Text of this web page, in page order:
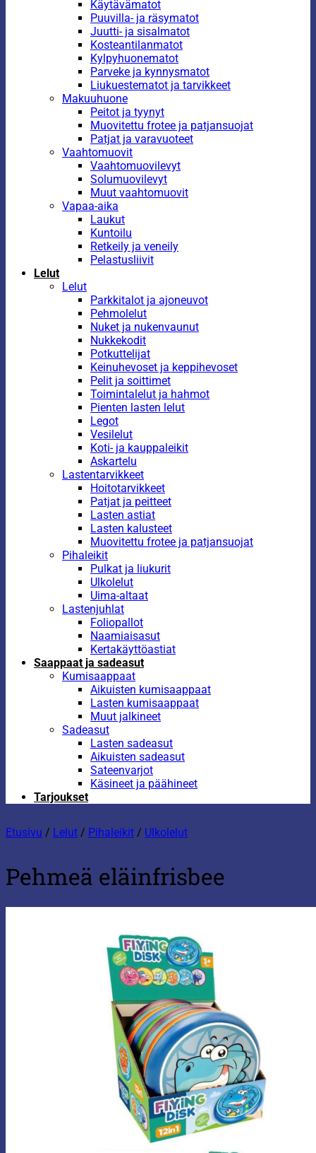
Käytävämatot
Puuvilla- ja räsymatot
Juutti- ja sisalmatot
Kosteantilanmatot
Kylpyhuonematot
Parveke ja kynnysmatot
Liukuestematot ja tarvikkeet
Makuuhuone
Peitot ja tyynyt
Muovitettu frotee ja patjansuojat
Patjat ja varavuoteet
Vaahtomuovit
Vaahtomuovilevyt
Solumuovilevyt
Muut vaahtomuovit
Vapaa-aika
Laukut
Kuntoilu
Retkeily ja veneily
Pelastusliivit
Lelut
Lelut
Parkkitalot ja ajoneuvot
Pehmolelut
Nuket ja nukenvaunut
Nukkekodit
Potkuttelijat
Keinuhevoset ja keppihevoset
Pelit ja soittimet
Toimintalelut ja hahmot
Pienten lasten lelut
Legot
Vesilelut
Koti- ja kauppaleikit
Askartelu
Lastentarvikkeet
Hoitotarvikkeet
Patjat ja peitteet
Lasten astiat
Lasten kalusteet
Muovitettu frotee ja patjansuojat
Pihaleikit
Pulkat ja liukurit
Ulkolelut
Uima-altaat
Lastenjuhlat
Foliopallot
Naamiaisasut
Kertakäyttöastiat
Saappaat ja sadeasut
Kumisaappaat
Aikuisten kumisaappaat
Lasten kumisaappaat
Muut jalkineet
Sadeasut
Lasten sadeasut
Aikuisten sadeasut
Sateenvarjot
Käsineet ja päähineet
Tarjoukset
Etusivu / Lelut / Pihaleikit / Ulkolelut
Pehmeä eläinfrisbee